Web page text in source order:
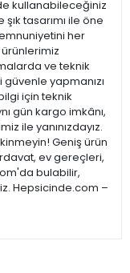
kullanabileceğiniz
şık tasarımı ile öne
her
ve teknik
yapmanızı
için teknik
gün kargo imkânı,
ile yanınızdayız.
Geniş ürün
ev gereçleri,
bulabilir,
Hepsicinde.com –